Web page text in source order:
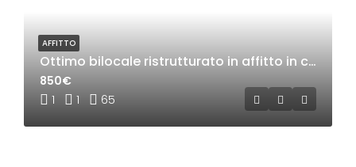
Ottimo bilocale ristrutturato in affitto in centro a Rho
1 1 65
850€
AFFITTO